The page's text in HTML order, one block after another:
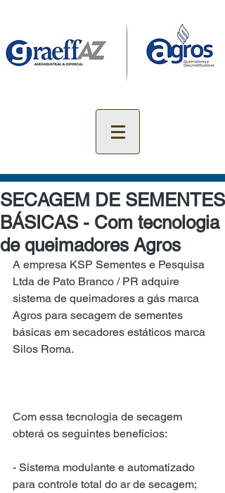
SECAGEM DE SEMENTES
BÁSICAS - Com tecnologia
de queimadores Agros
A empresa KSP Sementes e Pesquisa
Ltda de Pato Branco / PR adquire
sistema de queimadores a gás marca
Agros para secagem de sementes
básicas em secadores estáticos marca
Silos Roma.
Com essa tecnologia de secagem
obterá os seguintes benefícios:
- Sistema modulante e automatizado
para controle total do ar de secagem;